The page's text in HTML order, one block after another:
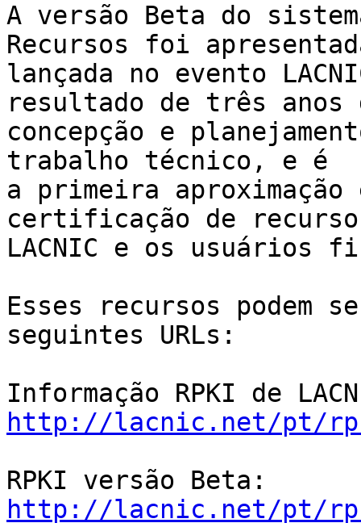
A versão Beta do
Recursos foi
lançada no evento
resultado de três
concepção e
trabalho técnico, e é
a primeira
certificação de
LACNIC e os usuários
Esses recursos podem
seguintes URLs:
http://lacnic.net/pt/
http://lacnic.net/pt/